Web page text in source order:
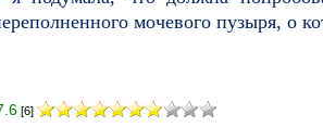
мочевого пузыря, о
[6]